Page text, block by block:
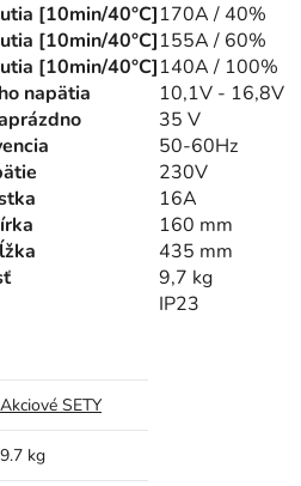
[10min/40°C]170A / 40%
[10min/40°C]155A / 60%
[10min/40°C]140A / 100%
napätia
10,1V - 16,8V
35 V
50-60Hz
230V
16A
160 mm
435 mm
9,7 kg
IP23
Akciové SETY
9.7 kg